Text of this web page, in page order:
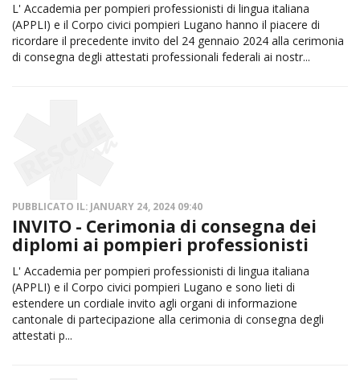
L' Accademia per pompieri professionisti di lingua italiana
(APPLI) e il Corpo civici pompieri Lugano hanno il piacere di
ricordare il precedente invito del 24 gennaio 2024 alla cerimonia
di consegna degli attestati professionali federali ai nostr...
PUBBLICATO IL: JANUARY 24, 2024 09:40
INVITO - Cerimonia di consegna dei
diplomi ai pompieri professionisti
L' Accademia per pompieri professionisti di lingua italiana
(APPLI) e il Corpo civici pompieri Lugano e sono lieti di
estendere un cordiale invito agli organi di informazione
cantonale di partecipazione alla cerimonia di consegna degli
attestati p...